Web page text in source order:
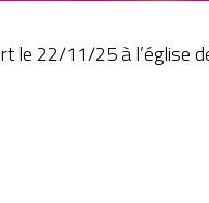
le 22/11/25 à l’église